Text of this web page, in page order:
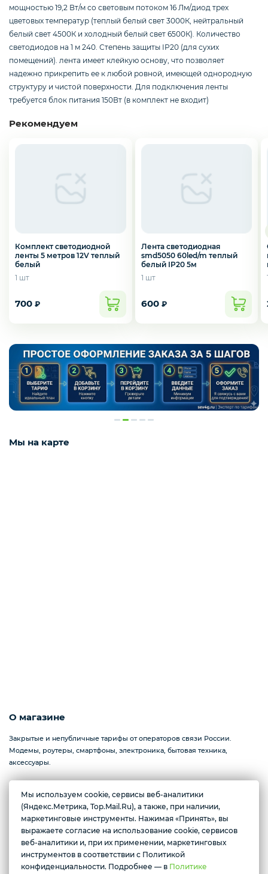
Для бизнеса
Смартфоны / Телефоны
мощностью 19,2 Вт/м со световым потоком 16 Лм/диод трех
цветовых температур (теплый белый свет 3000К, нейтральный
белый свет 4500К и холодный белый свет 6500К). Количество
светодиодов на 1 м 240. Степень защиты IP20 (для сухих
помещений). лента имеет клейкую основу, что позволяет
надежно прикрепить ее к любой ровной, имеющей однородную
структуру и чистой поверхности. Для подключения ленты
требуется блок питания 150Вт (в комплект не входит)
Рекомендуем
Комплект светодиодной
ленты 5 метров 12V теплый
белый
1 шт
700 ₽
Лента светодиодная
smd5050 60led/m теплый
белый IP20 5м
1 шт
600 ₽
Мы на карте
О магазине
Закрытые и непубличные тарифы от операторов связи России.
Модемы, роутеры, смартфоны, электроника, бытовая техника,
аксессуары.
Севастополь, проспект Генерала Острякова, 233
Ежедневно с 10:00 до 17:00
Условия доставки
Мы используем cookie, сервисы веб-аналитики
(Яндекс.Метрика, Top.Mail.Ru), а также, при наличии,
маркетинговые инструменты. Нажимая «Принять», вы
выражаете согласие на использование cookie, сервисов
веб-аналитики и, при их применении, маркетинговых
инструментов в соответствии с Политикой
конфиденциальности. Подробнее — в Политике
Желаете подозвать сотрудника
Да Нет